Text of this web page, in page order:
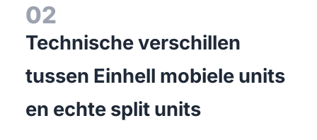
02
Technische verschillen
tussen Einhell mobiele units
en echte split units